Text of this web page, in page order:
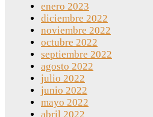
enero 2023
diciembre 2022
noviembre 2022
octubre 2022
septiembre 2022
agosto 2022
julio 2022
junio 2022
mayo 2022
abril 2022